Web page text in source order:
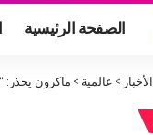
الصفحة الرئيسية
الأخبار > عالمية > ماكرون يحذر: